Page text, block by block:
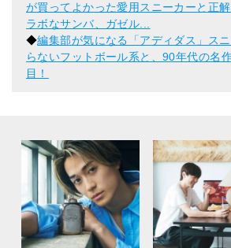
が買ってよかった愛用スニーカーと正
ラボなサンバ、ガゼル...
◆編集部が気になる「アディダス」ス
らないフットボール系と、90年代の名
目！